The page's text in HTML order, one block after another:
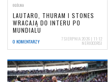
OGÓLNA
LAUTARO, THURAM I STONES
WRACAJĄ DO INTERU PO
MUNDIALU
0 KOMENTARZY 7 SIERPNIA 2026 | 11:12
NERIOCORSI